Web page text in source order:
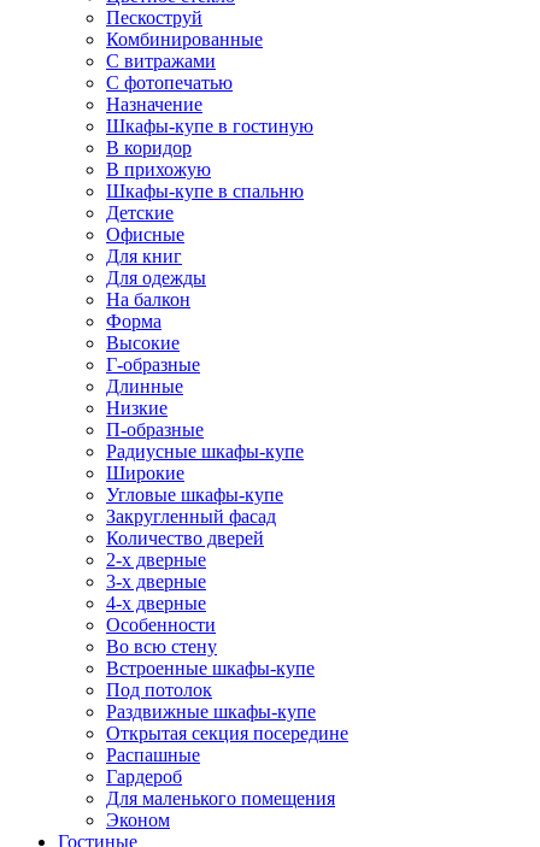
Пескоструй
Комбинированные
С витражами
С фотопечатью
Назначение
Шкафы-купе в гостиную
В коридор
В прихожую
Шкафы-купе в спальню
Детские
Офисные
Для книг
Для одежды
На балкон
Форма
Высокие
Г-образные
Длинные
Низкие
П-образные
Радиусные шкафы-купе
Широкие
Угловые шкафы-купе
Закругленный фасад
Количество дверей
2-х дверные
3-х дверные
4-х дверные
Особенности
Во всю стену
Встроенные шкафы-купе
Под потолок
Раздвижные шкафы-купе
Открытая секция посередине
Распашные
Гардероб
Для маленького помещения
Эконом
Гостиные